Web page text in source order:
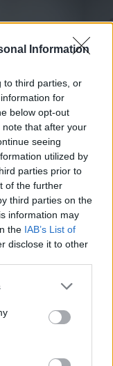
Information
to third parties, or
for
below opt-out
that after your
seeing
utilized by
parties prior to
of the further
third parties on the
information may
the IAB’s List of
disclose it to other
or more Google
You may click to
party tags to
in below Google
για
η